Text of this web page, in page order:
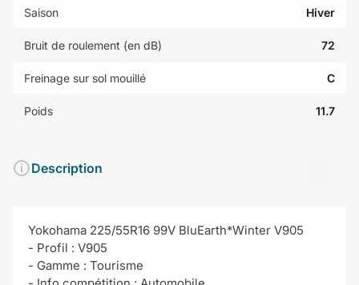
Saison Hiver
Bruit de roulement (en dB) 72
Freinage sur sol mouillé C
Poids 11.7
Description
Yokohama 225/55R16 99V BluEarth*Winter V905
- Profil : V905
- Gamme : Tourisme